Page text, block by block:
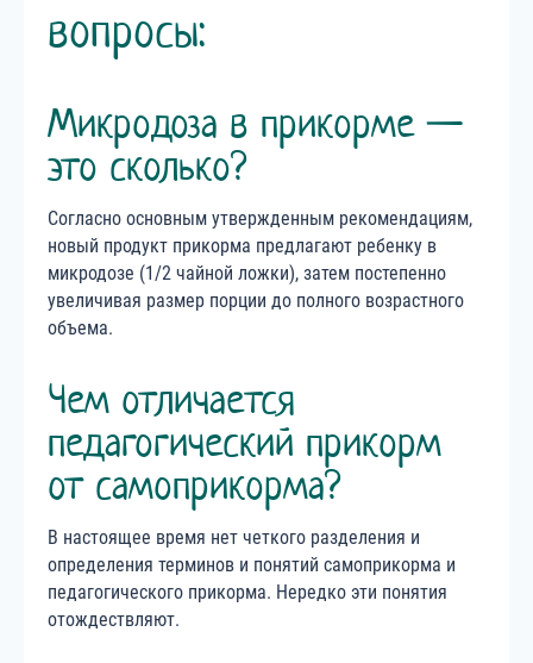
вопросы:
Микродоза в прикорме —
это сколько?
Согласно основным утвержденным рекомендациям,
новый продукт прикорма предлагают ребенку в
микродозе (1/2 чайной ложки), затем постепенно
увеличивая размер порции до полного возрастного
объема.
Чем отличается
педагогический прикорм
от самоприкорма?
В настоящее время нет четкого разделения и
определения терминов и понятий самоприкорма и
педагогического прикорма. Нередко эти понятия
отождествляют.